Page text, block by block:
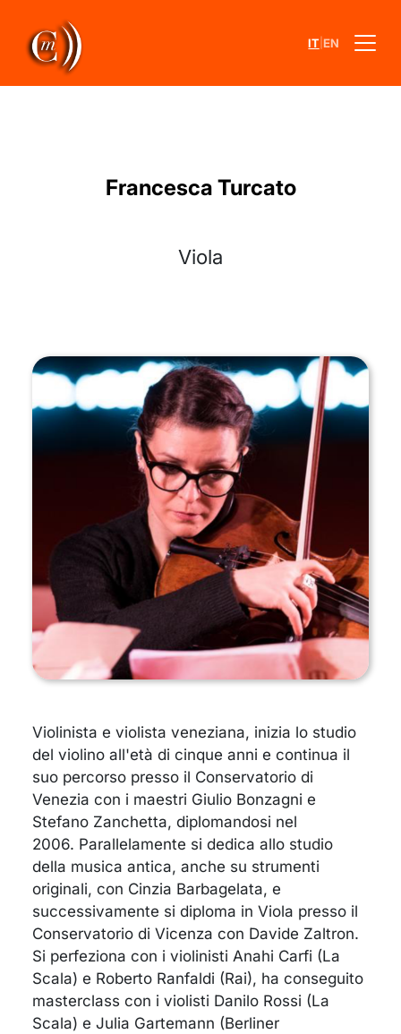
IT EN
Francesca Turcato
Viola
Violinista e violista veneziana, inizia lo studio
del violino all'età di cinque anni e continua il
suo percorso presso il Conservatorio di
Venezia con i maestri Giulio Bonzagni e
Stefano Zanchetta, diplomandosi nel
2006. Parallelamente si dedica allo studio
della musica antica, anche su strumenti
originali, con Cinzia Barbagelata, e
successivamente si diploma in Viola presso il
Conservatorio di Vicenza con Davide Zaltron.
Si perfeziona con i violinisti Anahi Carfi (La
Scala) e Roberto Ranfaldi (Rai), ha conseguito
masterclass con i violisti Danilo Rossi (La
Scala) e Julia Gartemann (Berliner